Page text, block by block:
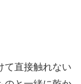
て直接触れない